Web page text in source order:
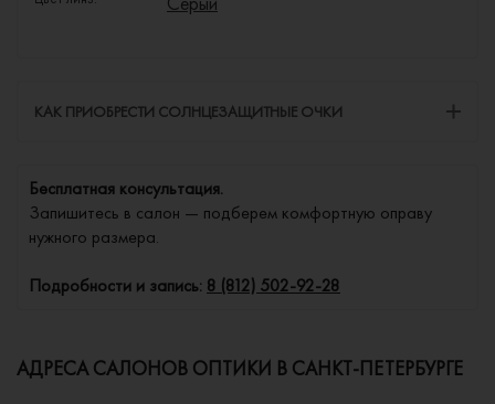
КАК ПРИОБРЕСТИ СОЛНЦЕЗАЩИТНЫЕ ОЧКИ
Бесплатная консультация.
Запишитесь в салон — подберем комфортную оправу
нужного размера.
Подробности и запись: 8 (812) 502-92-28
АДРЕСА САЛОНОВ ОПТИКИ В САНКТ-ПЕТЕРБУРГЕ